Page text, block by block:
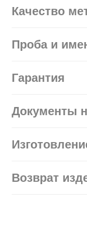
Качество
Проба и
Гарантия
Документы
Возврат